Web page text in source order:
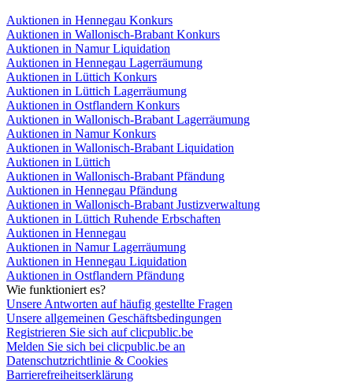
Auktionen in Hennegau Konkurs
Auktionen in Wallonisch-Brabant Konkurs
Auktionen in Namur Liquidation
Auktionen in Hennegau Lagerräumung
Auktionen in Lüttich Konkurs
Auktionen in Lüttich Lagerräumung
Auktionen in Ostflandern Konkurs
Auktionen in Wallonisch-Brabant Lagerräumung
Auktionen in Namur Konkurs
Auktionen in Wallonisch-Brabant Liquidation
Auktionen in Lüttich
Auktionen in Wallonisch-Brabant Pfändung
Auktionen in Hennegau Pfändung
Auktionen in Wallonisch-Brabant Justizverwaltung
Auktionen in Lüttich Ruhende Erbschaften
Auktionen in Hennegau
Auktionen in Namur Lagerräumung
Auktionen in Hennegau Liquidation
Auktionen in Ostflandern Pfändung
Wie funktioniert es?
Unsere Antworten auf häufig gestellte Fragen
Unsere allgemeinen Geschäftsbedingungen
Registrieren Sie sich auf clicpublic.be
Melden Sie sich bei clicpublic.be an
Datenschutzrichtlinie & Cookies
Barrierefreiheitserklärung